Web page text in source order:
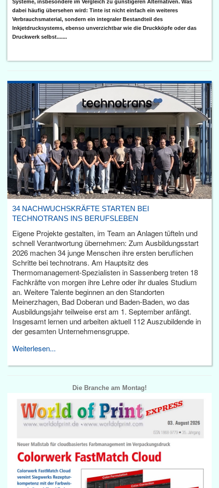
Systeme, insbesondere im Vergleich zu günstigeren Alternativen. Was
dabei häufig übersehen wird: Tinte ist nicht einfach ein weiteres
Verbrauchsmaterial, sondern ein integraler Bestandteil des
Inkjetdrucksystems, ebenso unverzichtbar wie die Druckköpfe oder das
Druckwerk selbst.......
34 NACHWUCHSKRÄFTE STARTEN BEI
TECHNOTRANS INS BERUFSLEBEN
Eigene Projekte gestalten, im Team an Anlagen tüfteln und
schnell Verantwortung übernehmen: Zum Ausbildungsstart
2026 machen 34 junge Menschen ihre ersten beruflichen
Schritte bei technotrans. Am Hauptsitz des
Thermomanagement-Spezialisten in Sassenberg treten 18
Fachkräfte von morgen ihre Lehre oder ihr duales Studium
an. Weitere Talente beginnen an den Standorten
Meinerzhagen, Bad Doberan und Baden-Baden, wo das
Ausbildungsjahr teilweise erst am 1. September anfängt.
Insgesamt lernen und arbeiten aktuell 112 Auszubildende in
der gesamten Unternehmensgruppe.
Weiterlesen...
Die Branche am Montag!